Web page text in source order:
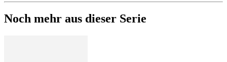
Noch mehr aus dieser Serie